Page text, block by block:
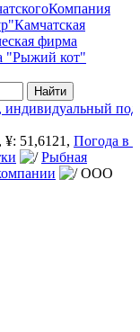
Компания
Камчатская
фирма
"Рыжий кот"
51,6121, Погода в
Рыбная
ООО